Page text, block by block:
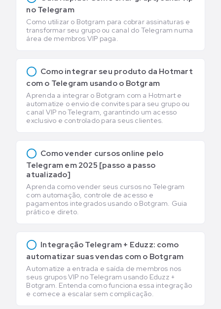
no Telegram
Como utilizar o Botgram para cobrar assinaturas e
transformar seu grupo ou canal do Telegram numa
área de membros VIP paga.
Como integrar seu produto da Hotmart
com o Telegram usando o Botgram
Aprenda a integrar o Botgram com a Hotmart e
automatize o envio de convites para seu grupo ou
canal VIP no Telegram, garantindo um acesso
exclusivo e controlado para seus clientes.
Como vender cursos online pelo
Telegram em 2025 [passo a passo
atualizado]
Aprenda como vender seus cursos no Telegram
com automação, controle de acesso e
pagamentos integrados usando o Botgram. Guia
prático e direto.
Integração Telegram + Eduzz: como
automatizar suas vendas com o Botgram
Automatize a entrada e saída de membros nos
seus grupos VIP no Telegram usando Eduzz +
Botgram. Entenda como funciona essa integração
e comece a escalar sem complicação.